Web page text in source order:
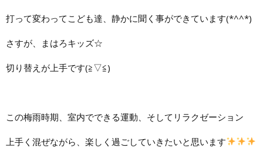
打って変わってこども達、静かに聞く事ができています(*^^*)
さすが、まはろキッズ☆
切り替えが上手です(≧▽≦)
この梅雨時期、室内でできる運動、そしてリラクゼーション
上手く混ぜながら、楽しく過ごしていきたいと思います